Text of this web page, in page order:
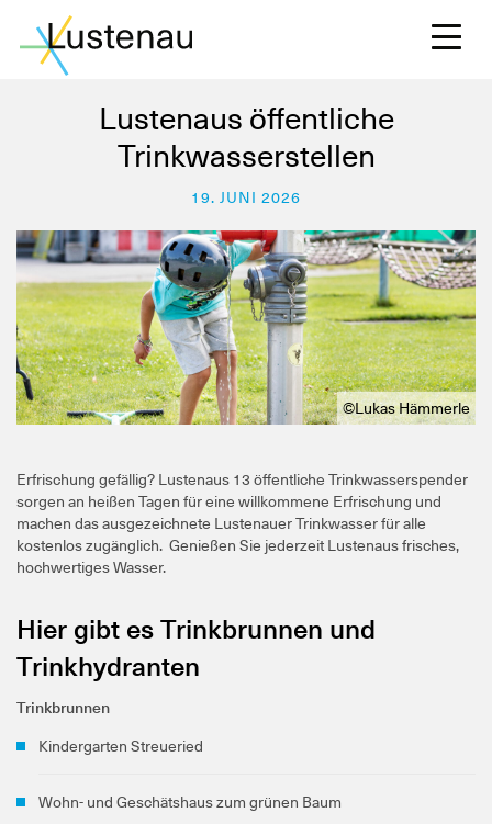
Lustenaus öffentliche
Trinkwasserstellen
19. JUNI 2026
©Lukas Hämmerle
Erfrischung gefällig? Lustenaus 13 öffentliche Trinkwasserspender
sorgen an heißen Tagen für eine willkommene Erfrischung und
machen das ausgezeichnete Lustenauer Trinkwasser für alle
kostenlos zugänglich. Genießen Sie jederzeit Lustenaus frisches,
hochwertiges Wasser.
Hier gibt es Trinkbrunnen und
Trinkhydranten
Trinkbrunnen
Kindergarten Streueried
Wohn- und Geschätshaus zum grünen Baum